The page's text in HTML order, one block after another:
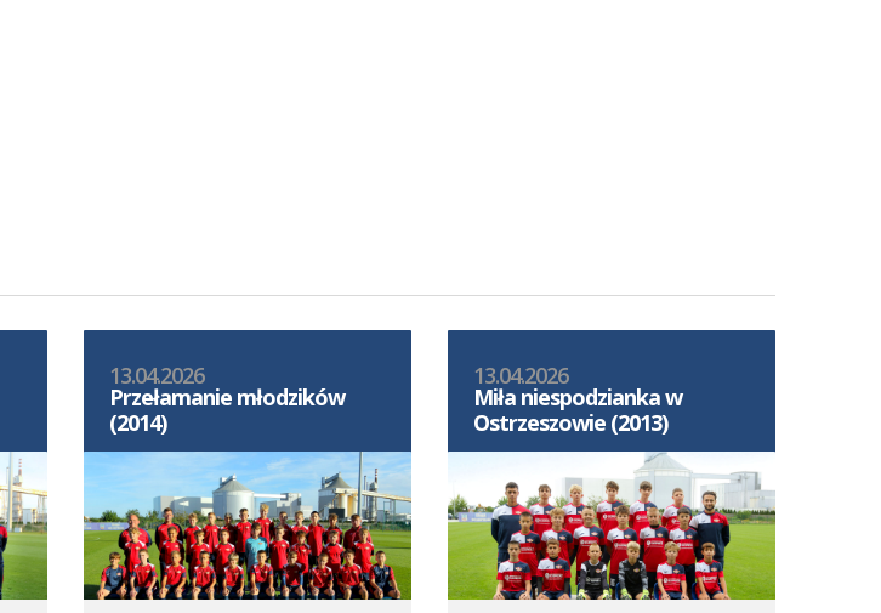
13.04.2026
Przełamanie młodzików
(2014)
13.04.2026
Miła niespodzianka w
Ostrzeszowie (2013)